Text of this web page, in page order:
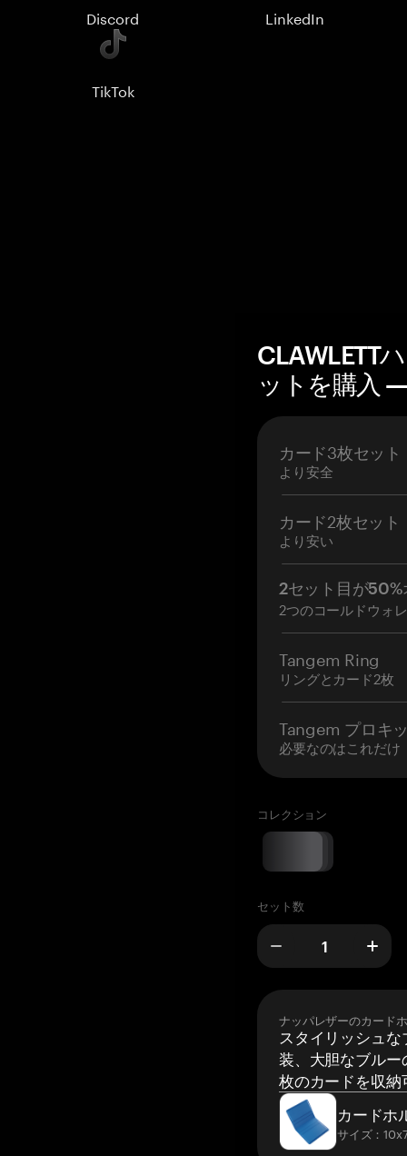
Discord LinkedIn
TikTok
CLAWLETT
ットを購入
カード3枚セット
より安全
カード2枚セット
より安い
2セット目が50%
2つのコールドウォ
Tangem Ring
リングとカード2枚
Tangem プロキ
必要なのはこれだけ
コレクション
セット数
ナッパレザーのカード
スタイリッシュ
装、大胆なブルー
枚のカードを収納
カードホ
サイズ：